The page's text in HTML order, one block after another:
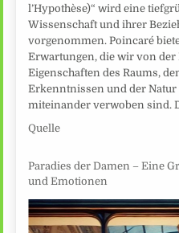
l’Hypothèse)“ wird eine
Wissenschaft und ihrer
vorgenommen. Poincaré
Erwartungen, die wir von der
Eigenschaften des Raums,
Erkenntnissen und der
miteinander verwoben sind.
Quelle
Paradies der Damen – Eine
und Emotionen